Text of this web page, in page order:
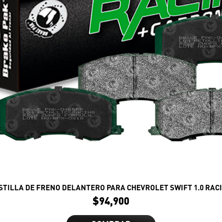
DE FRENO DELANTERO PARA CHEVROLET SWIFT 1.0
$94,900